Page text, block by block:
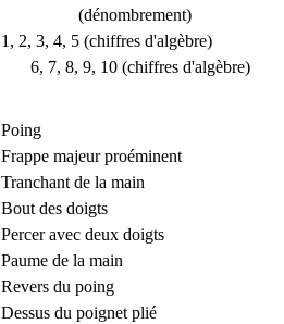
(dénombrement)
1, 2, 3, 4, 5 (chiffres d'algèbre)
6, 7, 8, 9, 10 (chiffres d'algèbre)
Poing
Frappe majeur proéminent
Tranchant de la main
Bout des doigts
Percer avec deux doigts
Paume de la main
Revers du poing
Dessus du poignet plié